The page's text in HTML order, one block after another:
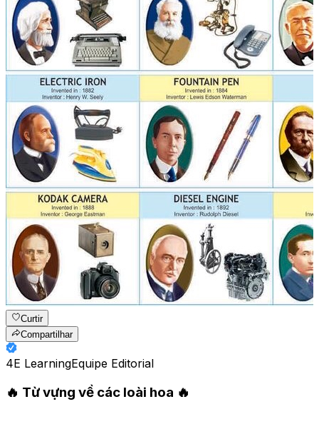
Curtir
Compartilhar
4E LearningEquipe Editorial
🔥 Từ vựng về các loài hoa 🔥